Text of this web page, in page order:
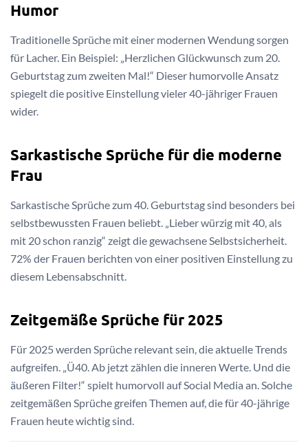
Humor
Traditionelle Sprüche mit einer modernen Wendung sorgen
für Lacher. Ein Beispiel: „Herzlichen Glückwunsch zum 20.
Geburtstag zum zweiten Mal!“ Dieser humorvolle Ansatz
spiegelt die positive Einstellung vieler 40-jähriger Frauen
wider.
Sarkastische Sprüche für die moderne
Frau
Sarkastische Sprüche zum 40. Geburtstag sind besonders bei
selbstbewussten Frauen beliebt. „Lieber würzig mit 40, als
mit 20 schon ranzig“ zeigt die gewachsene Selbstsicherheit.
72% der Frauen berichten von einer positiven Einstellung zu
diesem Lebensabschnitt.
Zeitgemäße Sprüche für 2025
Für 2025 werden Sprüche relevant sein, die aktuelle Trends
aufgreifen. „Ü40. Ab jetzt zählen die inneren Werte. Und die
äußeren Filter!“ spielt humorvoll auf Social Media an. Solche
zeitgemäßen Sprüche greifen Themen auf, die für 40-jährige
Frauen heute wichtig sind.